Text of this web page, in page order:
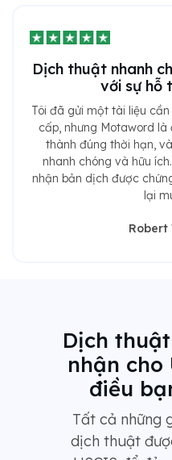
Dịch thuật nhanh
với sự hỗ
Tôi đã gửi một tài liệu
cấp, nhưng Motaword
thành đúng thời hạn,
nhanh chóng và hữu
nhận bản dịch được
lại
Robert
Dịch
nhận cho
điều
Tất cả những
dịch thuật